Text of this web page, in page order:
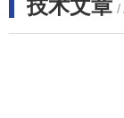
技术文章 /